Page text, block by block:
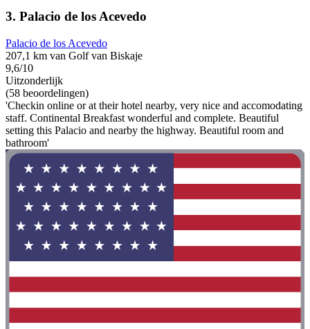
3. Palacio de los Acevedo
Palacio de los Acevedo
207,1 km van Golf van Biskaje
9,6/10
Uitzonderlijk
(58 beoordelingen)
'Checkin online or at their hotel nearby, very nice and accomodating
staff. Continental Breakfast wonderful and complete. Beautiful
setting this Palacio and nearby the highway. Beautiful room and
bathroom'